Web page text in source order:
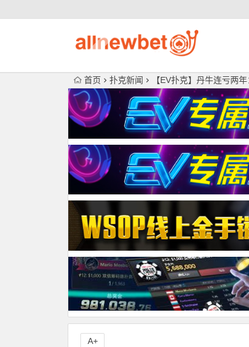
首页 扑克新闻 【EV扑克】丹牛连亏两
A+